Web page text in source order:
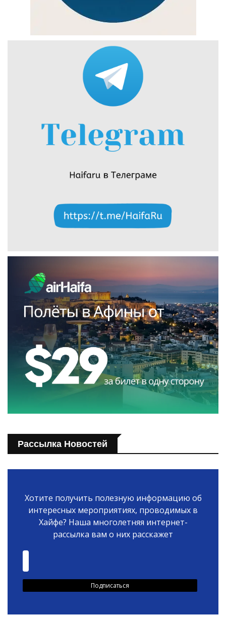
Рассылка Новостей
Хотите получить полезную информацию об
интересных мероприятиях, проводимых в
Хайфе? Наша многолетняя интернет-
рассылка вам о них расскажет